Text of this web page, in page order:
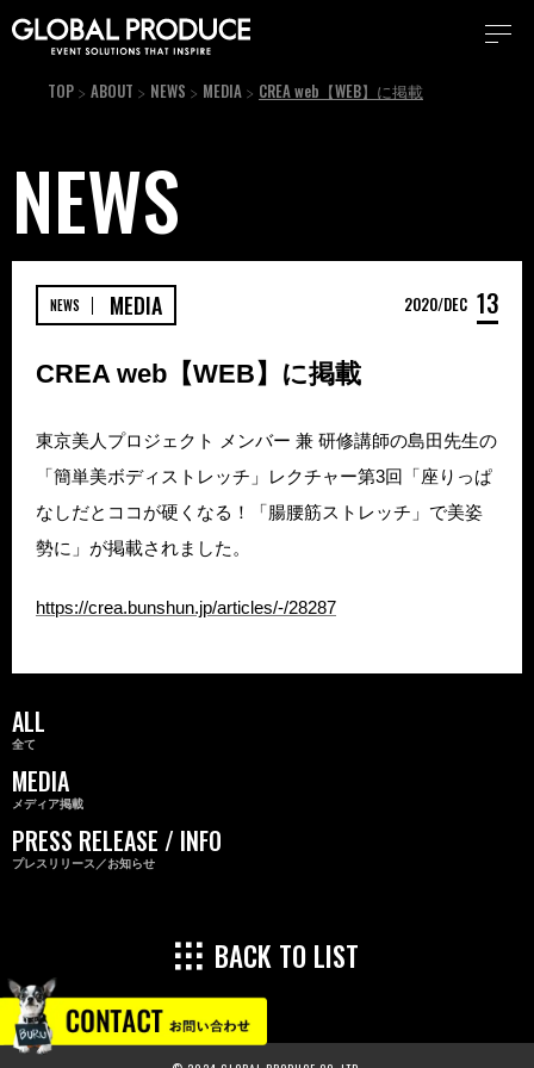
TOP ABOUT NEWS MEDIA CREA web【WEB】に掲載
NEWS
CREA web【WEB】に掲載
東京美人プロジェクト メンバー 兼 研修講師の島田先生の
「簡単美ボディストレッチ」レクチャー第3回「座りっぱ
なしだとココが硬くなる！「腸腰筋ストレッチ」で美姿
勢に」が掲載されました。
https://crea.bunshun.jp/articles/-/28287
NEWS MEDIA 2020 DEC 13
ALL
全て
MEDIA
メディア掲載
PRESS RELEASE / INFO
プレスリリース／お知らせ
BACK TO LIST